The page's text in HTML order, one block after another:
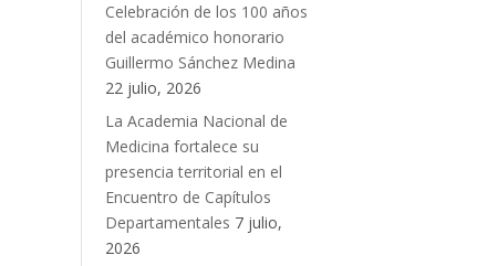
Celebración de los 100 años
del académico honorario
Guillermo Sánchez Medina
22 julio, 2026
La Academia Nacional de
Medicina fortalece su
presencia territorial en el
Encuentro de Capítulos
Departamentales 7 julio,
2026